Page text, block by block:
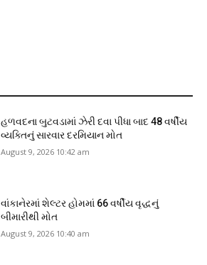
હળવદના બુટવડામાં ઝેરી દવા પીધા બાદ 48 વર્ષીય
વ્યક્તિનું સારવાર દરમિયાન મોત
August 9, 2026 10:42 am
વાંકાનેરમાં શેલ્ટર હોમમાં 66 વર્ષીય વૃદ્ધનું
બીમારીથી મોત
August 9, 2026 10:40 am